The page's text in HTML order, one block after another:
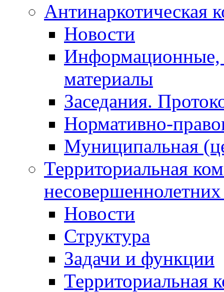
Антинаркотическая
Новости
Информационные,
материалы
Заседания.
Нормативно-
Муниципальная
Территориальная
Новости
Структура
Задачи и функции
Территориальная